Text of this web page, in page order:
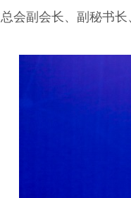
会副会长、副秘书